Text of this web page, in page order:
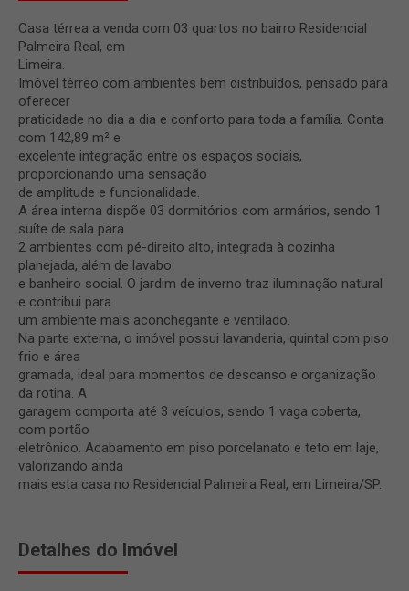
Casa térrea a venda com 03 quartos no bairro Residencial
Palmeira Real, em
Limeira.
Imóvel térreo com ambientes bem distribuídos, pensado para
oferecer
praticidade no dia a dia e conforto para toda a família. Conta
com 142,89 m² e
excelente integração entre os espaços sociais,
proporcionando uma sensação
de amplitude e funcionalidade.
A área interna dispõe 03 dormitórios com armários, sendo 1
suíte de sala para
2 ambientes com pé-direito alto, integrada à cozinha
planejada, além de lavabo
e banheiro social. O jardim de inverno traz iluminação natural
e contribui para
um ambiente mais aconchegante e ventilado.
Na parte externa, o imóvel possui lavanderia, quintal com piso
frio e área
gramada, ideal para momentos de descanso e organização
da rotina. A
garagem comporta até 3 veículos, sendo 1 vaga coberta,
com portão
eletrônico. Acabamento em piso porcelanato e teto em laje,
valorizando ainda
mais esta casa no Residencial Palmeira Real, em Limeira/SP.
Detalhes do Imóvel